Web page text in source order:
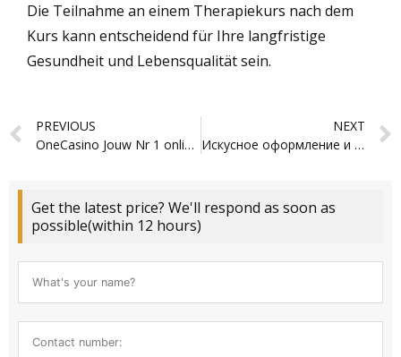
Die Teilnahme an einem Therapiekurs nach dem
Kurs kann entscheidend für Ihre langfristige
Gesundheit und Lebensqualität sein.
Prev
PREVIOUS
OneCasino Jouw Nr 1 online casino en sportsbook in Nederland
NEXT
Искусное оформление и олимп казино скачать для игроков и гурманов
Get the latest price? We'll respond as soon as
possible(within 12 hours)